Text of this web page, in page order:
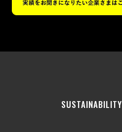
SUSTAINABILITY